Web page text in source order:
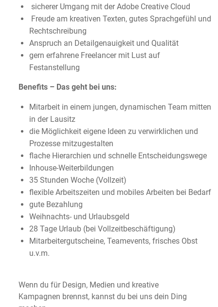
sicherer Umgang mit der Adobe Creative Cloud
Freude am kreativen Texten, gutes Sprachgefühl und
Rechtschreibung
Anspruch an Detailgenauigkeit und Qualität
gern erfahrene Freelancer mit Lust auf
Festanstellung
Benefits – Das geht bei uns:
Mitarbeit in einem jungen, dynamischen Team mitten
in der Lausitz
die Möglichkeit eigene Ideen zu verwirklichen und
Prozesse mitzugestalten
flache Hierarchien und schnelle Entscheidungswege
Inhouse-Weiterbildungen
35 Stunden Woche (Vollzeit)
flexible Arbeitszeiten und mobiles Arbeiten bei Bedarf
gute Bezahlung
Weihnachts- und Urlaubsgeld
28 Tage Urlaub (bei Vollzeitbeschäftigung)
Mitarbeitergutscheine, Teamevents, frisches Obst
u.v.m.
Wenn du für Design, Medien und kreative
Kampagnen brennst, kannst du bei uns dein Ding